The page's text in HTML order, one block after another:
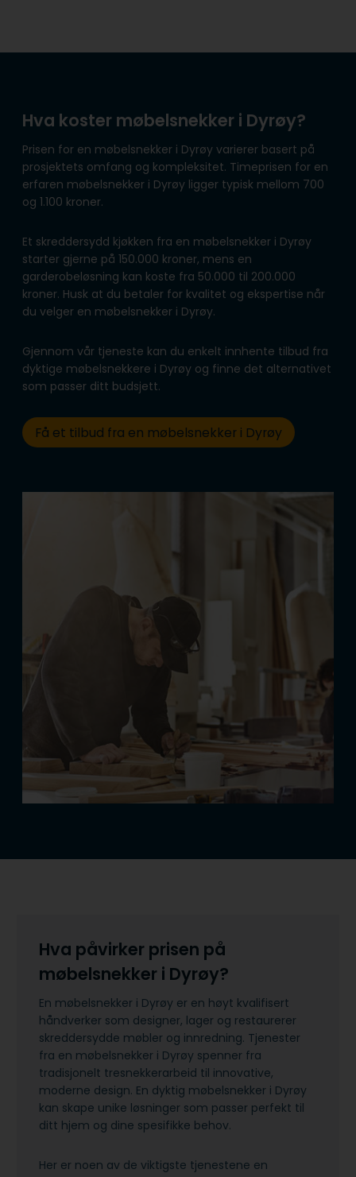
Hva koster møbelsnekker i Dyrøy?
Prisen for en møbelsnekker i Dyrøy varierer basert på
prosjektets omfang og kompleksitet. Timeprisen for en
erfaren møbelsnekker i Dyrøy ligger typisk mellom 700
og 1.100 kroner.
Et skreddersydd kjøkken fra en møbelsnekker i Dyrøy
starter gjerne på 150.000 kroner, mens en
garderobeløsning kan koste fra 50.000 til 200.000
kroner. Husk at du betaler for kvalitet og ekspertise når
du velger en møbelsnekker i Dyrøy.
Gjennom vår tjeneste kan du enkelt innhente tilbud fra
dyktige møbelsnekkere i Dyrøy og finne det alternativet
som passer ditt budsjett.
Få et tilbud fra en møbelsnekker i Dyrøy
Hva påvirker prisen på
møbelsnekker i Dyrøy?
En møbelsnekker i Dyrøy er en høyt kvalifisert
håndverker som designer, lager og restaurerer
skreddersydde møbler og innredning. Tjenester
fra en møbelsnekker i Dyrøy spenner fra
tradisjonelt tresnekkerarbeid til innovative,
moderne design. En dyktig møbelsnekker i Dyrøy
kan skape unike løsninger som passer perfekt til
ditt hjem og dine spesifikke behov.
Her er noen av de viktigste tjenestene en